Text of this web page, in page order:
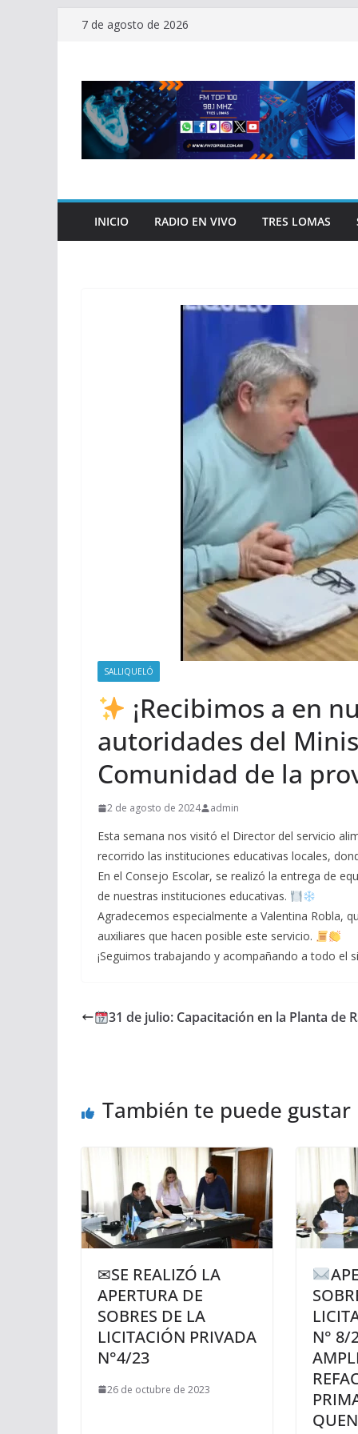
Saltar7 de agosto de 2026
INICIO RADIO EN VIVO TRES LOMAS
SALLIQUELÓ
¡Recibimos a en
autoridades del
Comunidad de la
2 de agosto de 2024 admin
Esta semana nos visitó el Director del servicio
recorrido las instituciones educativas locales,
En el Consejo Escolar, se realizó la entrega de
de nuestras instituciones educativas.
Agradecemos especialmente a Valentina Robla,
auxiliares que hacen posible este servicio.
¡Seguimos trabajando y acompañando a todo el
31 de julio: Capacitación en la Planta de
También te puede gustar
✉SE REALIZÓ LA
APERTURA DE
SOBRES DE LA
LICITACIÓN PRIVADA
N°4/23
26 de octubre de 2023
N° 8/